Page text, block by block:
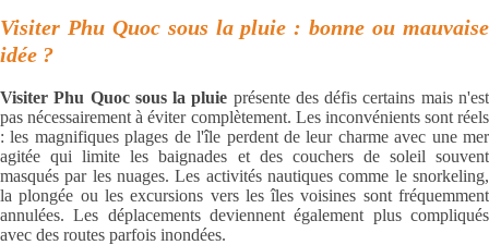
Visiter Phu Quoc sous la pluie : bonne ou mauvaise
idée ?
Visiter Phu Quoc sous la pluie présente des défis certains mais n'est
pas nécessairement à éviter complètement. Les inconvénients sont réels
: les magnifiques plages de l'île perdent de leur charme avec une mer
agitée qui limite les baignades et des couchers de soleil souvent
masqués par les nuages. Les activités nautiques comme le snorkeling,
la plongée ou les excursions vers les îles voisines sont fréquemment
annulées. Les déplacements deviennent également plus compliqués
avec des routes parfois inondées.